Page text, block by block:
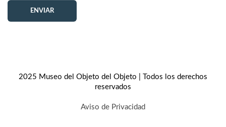
2025 Museo del Objeto del Objeto | Todos los derechos
reservados
Aviso de Privacidad